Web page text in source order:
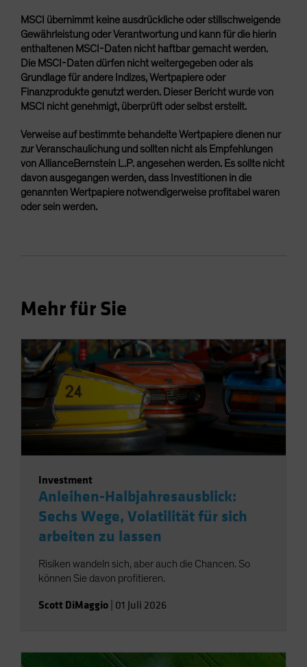
MSCI übernimmt keine ausdrückliche oder stillschweigende
Gewährleistung oder Verantwortung und kann für die hierin
enthaltenen MSCI-Daten nicht haftbar gemacht werden.
Die MSCI-Daten dürfen nicht weitergegeben oder als
Grundlage für andere Indizes, Wertpapiere oder
Finanzprodukte genutzt werden. Dieser Bericht wurde von
MSCI nicht genehmigt, überprüft oder selbst erstellt.
Verweise auf bestimmte behandelte Wertpapiere dienen nur
zur Veranschaulichung und sollten nicht als Empfehlungen
von AllianceBernstein L.P. angesehen werden. Es sollte nicht
davon ausgegangen werden, dass Investitionen in die
genannten Wertpapiere notwendigerweise profitabel waren
oder sein werden.
Mehr für Sie
Investment
Anleihen-Halbjahresausblick:
Sechs Wege, Volatilität für sich
arbeiten zu lassen
Risiken wandeln sich, aber auch die Chancen. So
können Sie davon profitieren.
Scott DiMaggio 01 Juli 2026